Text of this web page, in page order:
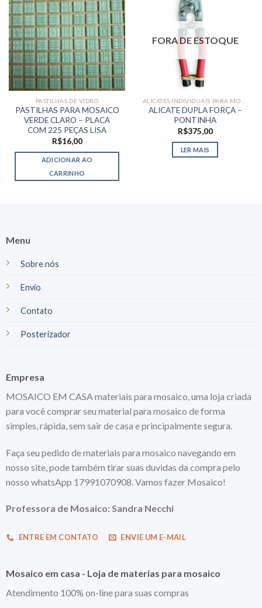
PASTILHAS DE VIDRO
PASTILHAS PARA MOSAICO
VERDE CLARO – PLACA
COM 225 PEÇAS LISA
R$16,00
ADICIONAR AO
CARRINHO
FORA DE ESTOQUE
ALICATE DUPLA FORÇA –
PONTINHA
R$375,00
LER MAIS
Menu
Sobre nós
Envio
Contato
Posterizador
Empresa
MOSAICO EM CASA materiais para mosaico, uma loja criada
para você comprar seu material para mosaico de forma
simples, rápida, sem sair de casa e principalmente segura.
Faça seu pedido de materiais para mosaico navegando em
nosso site, pode também tirar suas duvidas da compra pelo
nosso whatsApp 17991070908. Vamos fazer Mosaico!
Professora de Mosaico: Sandra Necchi
ENTRE EM CONTATO ENVIE UM E-MAIL
Mosaico em casa - Loja de materias para mosaico
Atendimento 100% on-line para suas compras